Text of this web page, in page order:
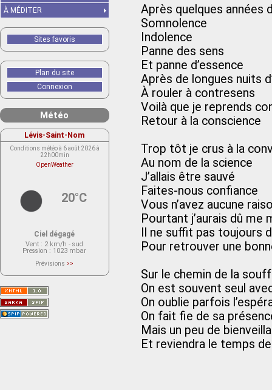
Après quelques années
Somnolence
Indolence
Panne des sens
Et panne d’essence
Après de longues nuits
À rouler à contresens
Voilà que je reprends
Retour à la conscience
Trop tôt je crus à la
Au nom de la science
J’allais être sauvé
Faites-nous confiance
Vous n’avez aucune
Pourtant j’aurais dû me
Il ne suffit pas toujours
Pour retrouver une
Sur le chemin de la
On est souvent seul
On oublie parfois
On fait fie de sa
Mais un peu de
Et reviendra le temps
À MÉDITER
Sites favoris
Plan du site
Connexion
Météo
Lévis-Saint-Nom
Conditions météo à 6 août 2026 à
22h00min
OpenWeather
20°C
Ciel dégagé
Vent : 2 km/h - sud
Pression : 1023 mbar
Prévisions >>
actuellement aucune prévision
Saint-Nom.
Veuillez consulter le message du
service ci-dessous.
(401 - Invalid API key. Please see
https://openweathermap.org/faq#error401